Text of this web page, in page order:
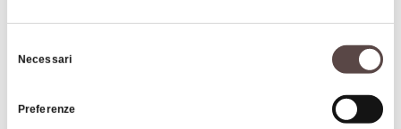
delNecessari
Preferenze
contributors ©CARTO
Tolè